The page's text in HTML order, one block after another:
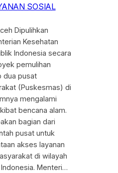
SOSIAL
Dipulihkan
Kesehatan
Indonesia secara
pemulihan
dua pusat
(Puskesmas) di
mengalami
bencana alam.
bagian dari
pusat untuk
akses layanan
di wilayah
Menteri…